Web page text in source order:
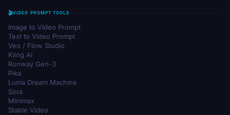
VIDEO PROMPT TOOLS
Image to Video Prompt
Text to Video Prompt
Veo / Flow Studio
Kling AI
Runway Gen-3
Pika
Luma Dream Machine
Sora
Minimax
Stable Video